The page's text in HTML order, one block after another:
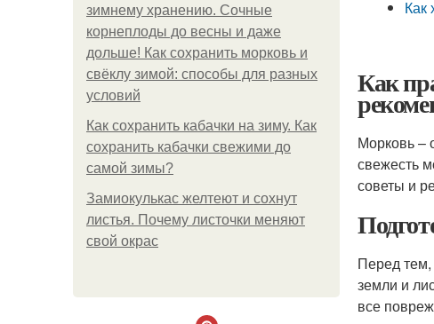
зимнему хранению. Сочные
корнеплоды до весны и даже
дольше! Как сохранить морковь и
свёклу зимой: способы для разных
условий
Как сохранить кабачки на зиму. Как
сохранить кабачки свежими до
самой зимы?
Замиокулькас желтеют и сохнут
листья. Почему листочки меняют
свой окрас
Как
Как
Морковь –
свежесть
советы и
Перед тем,
земли и
все